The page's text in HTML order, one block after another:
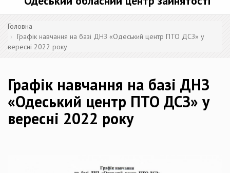
Головна
Графік навчання на базі ДНЗ «Одеський центр ПТО ДСЗ» у
вересні 2022 року
Графік навчання на базі ДНЗ
«Одеський центр ПТО ДСЗ» у
вересні 2022 року